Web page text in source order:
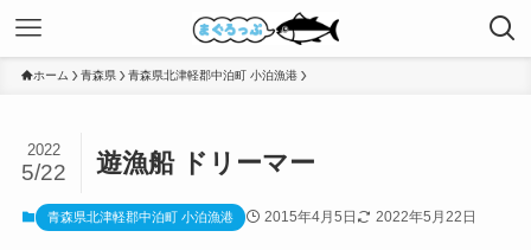
ホーム 青森県 青森県北津軽郡中泊町 小泊漁港
遊漁船 ドリーマー
2022
5/22
青森県北津軽郡中泊町 小泊漁港 2015年4月5日 2022年5月22日